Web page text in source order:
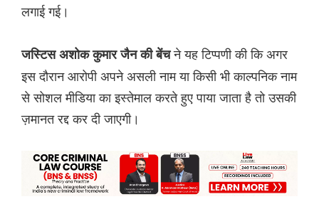
लगाई गई।
जस्टिस अशोक कुमार जैन की बेंचने यह टिप्पणी की कि अगर
इस दौरान आरोपी अपने असली नाम या किसी भी काल्पनिक नाम
से सोशल मीडिया का इस्तेमाल करते हुए पाया जाता है तो उसकी
ज़मानत रद्द कर दी जाएगी।